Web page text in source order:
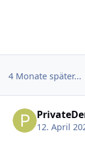
4 Monate später...
12. April